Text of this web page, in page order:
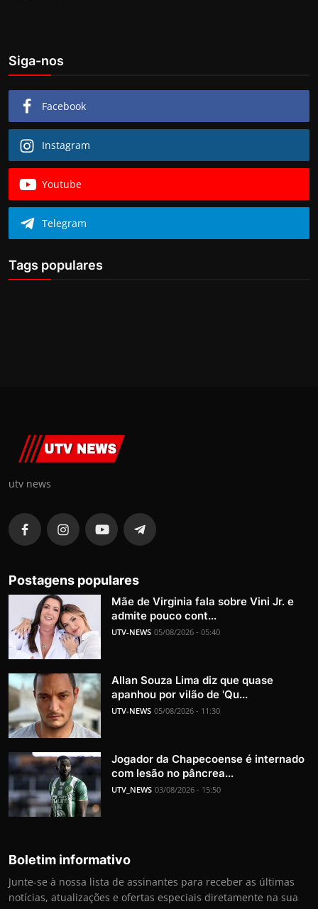
Siga-nos
Facebook
Instagram
Youtube
Telegram
Tags populares
utv news
Postagens populares
Mãe de Virginia fala sobre Vini Jr. e
admite pouco cont...
UTV-NEWS 05/08/2026 - 05:40
Allan Souza Lima diz que quase
apanhou por vilão de 'Qu...
UTV-NEWS 05/08/2026 - 11:30
Jogador da Chapecoense é internado
com lesão no pâncrea...
UTV_NEWS 03/08/2026 - 15:50
Boletim informativo
Junte-se à nossa lista de assinantes para receber as últimas
notícias, atualizações e ofertas especiais diretamente na sua